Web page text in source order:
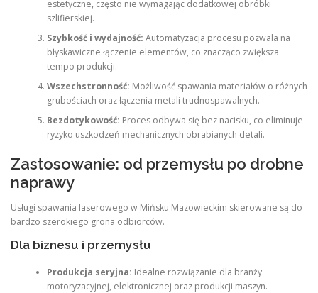
estetyczne, często nie wymagając dodatkowej obróbki
szlifierskiej.
Szybkość i wydajność: Automatyzacja procesu pozwala na
błyskawiczne łączenie elementów, co znacząco zwiększa
tempo produkcji.
Wszechstronność: Możliwość spawania materiałów o różnych
grubościach oraz łączenia metali trudnospawalnych.
Bezdotykowość: Proces odbywa się bez nacisku, co eliminuje
ryzyko uszkodzeń mechanicznych obrabianych detali.
Zastosowanie: od przemysłu po drobne
naprawy
Usługi spawania laserowego w Mińsku Mazowieckim skierowane są do
bardzo szerokiego grona odbiorców.
Dla biznesu i przemysłu
Produkcja seryjna: Idealne rozwiązanie dla branży
motoryzacyjnej, elektronicznej oraz produkcji maszyn.